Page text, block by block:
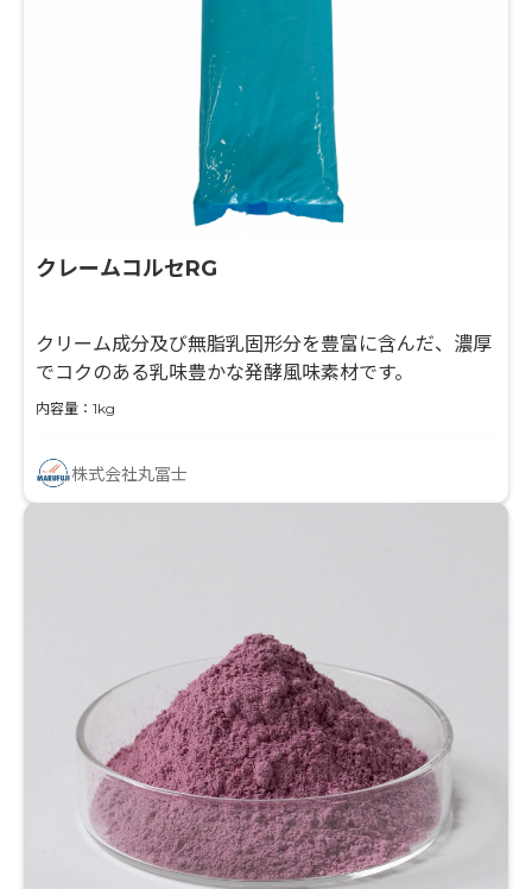
クレームコルセRG
クリーム成分及び無脂乳固形分を豊富に含んだ、濃厚
でコクのある乳味豊かな発酵風味素材です。
内容量：1kg
株式会社丸冨士